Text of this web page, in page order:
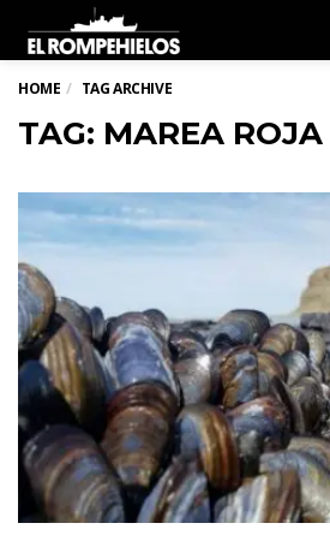
HOME TAG ARCHIVE
TAG: MAREA ROJA